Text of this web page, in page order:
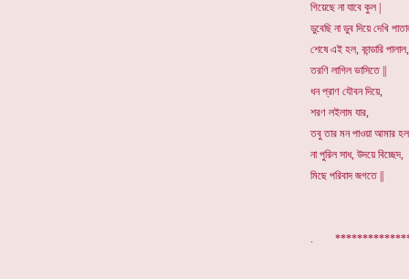
গিয়েছে না যাবে কুল
ডুবেছি না ডুব দিয়ে দেখি
শেষে এই হল, কান্ডারি পালাল,
তরণি লাগিল ভাসিতে
ধন প্রাণ যৌবন দিয়ে,
শরণ লইলাম যার,
তবু তার মন পাওয়া আমার
না পুরিল সাধ, উদয়ে বিচ্ছেদ,
মিছে পরিবাদ জগতে
.